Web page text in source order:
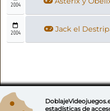
2004
2004 Jack el
2004 The
estadísticas de